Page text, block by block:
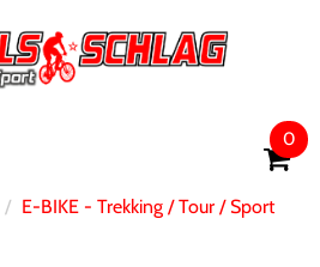
0
E-BIKE - Trekking / Tour / Sport